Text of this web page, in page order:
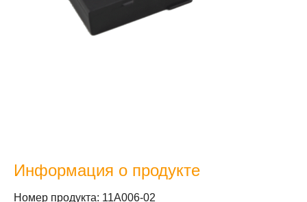
Информация о продукте
Номер продукта: 11A006-02